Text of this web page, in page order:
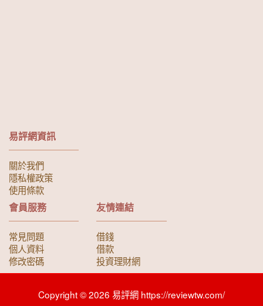
易評網資訊
關於我們
隱私權政策
使用條款
會員服務
常見問題
個人資料
修改密碼
友情連結
借錢
借款
投資理財網
Copyright © 2026 易評網 https://reviewtw.com/